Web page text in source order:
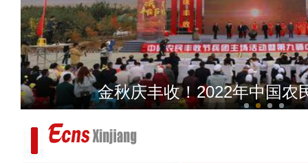
新疆南部秋来晒辣椒
金秋庆丰收！2022年中国农